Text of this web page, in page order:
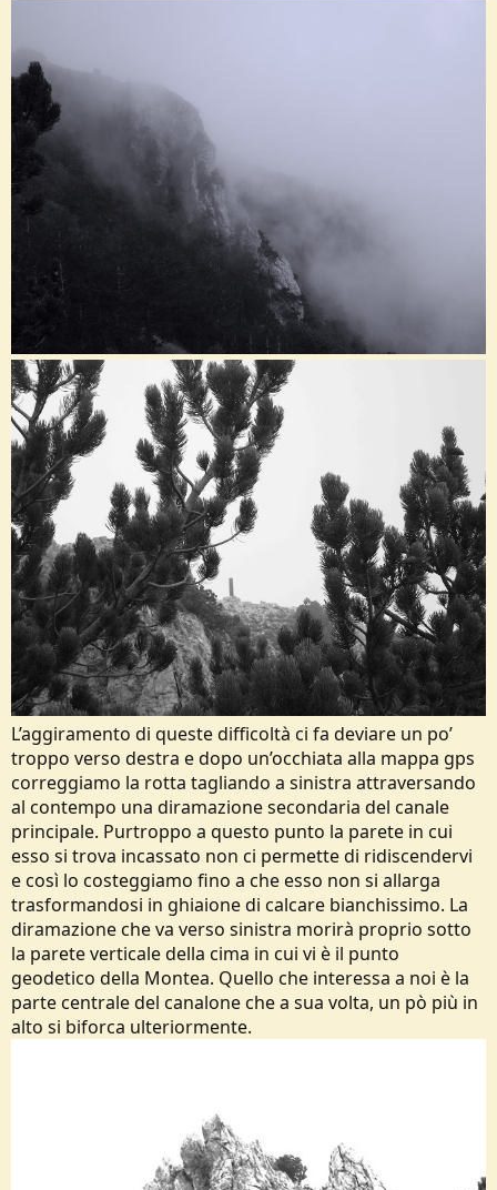
L’aggiramento di queste difficoltà ci fa deviare un po’
troppo verso destra e dopo un’occhiata alla mappa gps
correggiamo la rotta tagliando a sinistra attraversando
al contempo una diramazione secondaria del canale
principale. Purtroppo a questo punto la parete in cui
esso si trova incassato non ci permette di ridiscendervi
e così lo costeggiamo fino a che esso non si allarga
trasformandosi in ghiaione di calcare bianchissimo. La
diramazione che va verso sinistra morirà proprio sotto
la parete verticale della cima in cui vi è il punto
geodetico della Montea. Quello che interessa a noi è la
parte centrale del canalone che a sua volta, un pò più in
alto si biforca ulteriormente.